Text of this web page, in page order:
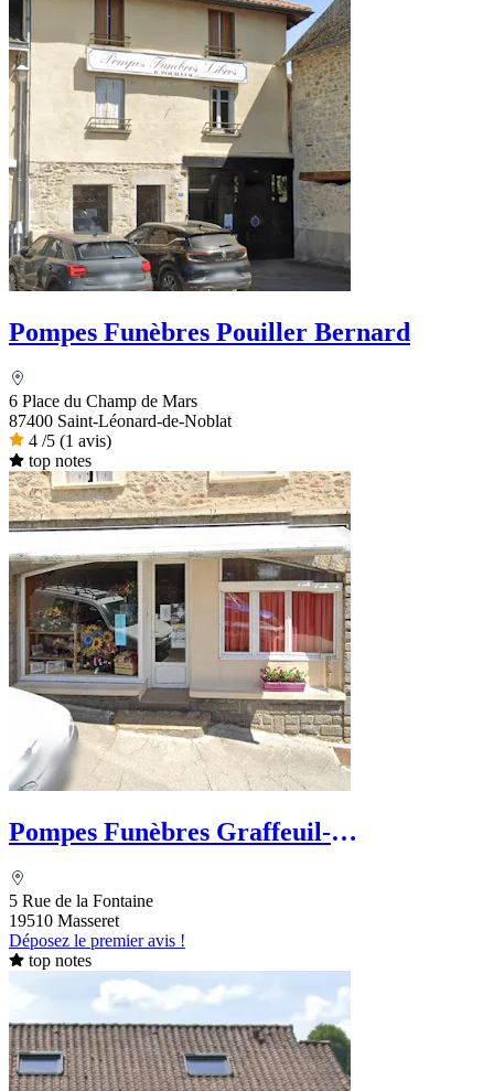
Pompes Funèbres Pouiller Bernard
6 Place du Champ de Mars
87400 Saint-Léonard-de-Noblat
4 /5 (1 avis)
top notes
Pompes Funèbres Graffeuil-
5 Rue de la Fontaine
19510 Masseret
Déposez le premier avis !
top notes